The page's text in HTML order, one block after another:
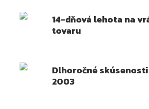
14-dňová lehota na
tovaru
Dlhoročné
2003